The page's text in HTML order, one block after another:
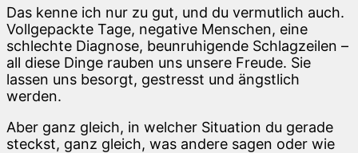
Das kenne ich nur zu gut, und du vermutlich auch.
Vollgepackte Tage, negative Menschen, eine
schlechte Diagnose, beunruhigende Schlagzeilen –
all diese Dinge rauben uns unsere Freude. Sie
lassen uns besorgt, gestresst und ängstlich
werden.
Aber ganz gleich, in welcher Situation du gerade
steckst, ganz gleich, was andere sagen oder wie